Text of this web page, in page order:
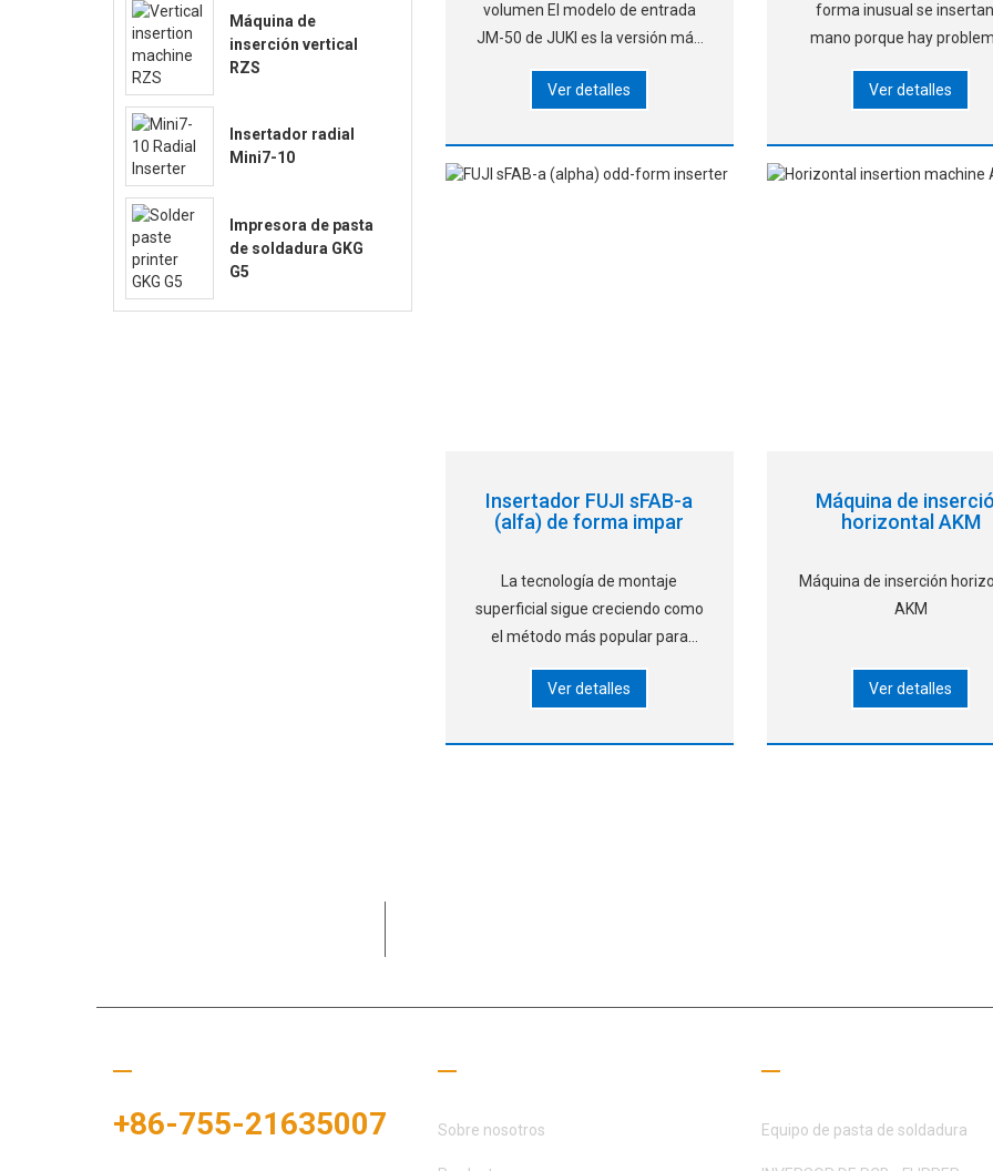
volumen El modelo de entrada
JM-50 de JUKI es la versión más
máquinas THT. En cualquier
funciones. Nuevos
alimentadores flexibles
Ver detalles
forma inusual se
mano porque hay
limitaciones en el tamaño
con máquinas SMT. Sin
embargo, existen
Ver detalles
Insertador FUJI sFAB-a
(alfa) de forma impar
La tecnología de montaje
superficial sigue creciendo como
el método más popular para
la cantidad de piezas discretas
tras año. Sin embargo, las piezas
Ver detalles
Máquina de
horizontal AKM
Máquina de inserción
AKM
Ver detalles
Máquina de
inserción vertical
RZS
Insertador radial
Mini7-10
Impresora de pasta
de soldadura GKG
G5
+86-755-21635007 Sobre nosotros Equipo de pasta de soldadura